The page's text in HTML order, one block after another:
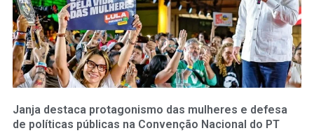
Janja destaca protagonismo das mulheres e defesa
de políticas públicas na Convenção Nacional do PT